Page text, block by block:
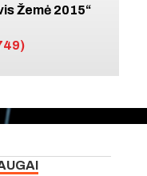
Žemė 2015“